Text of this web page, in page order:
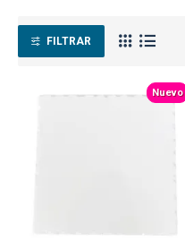
FILTRAR
Nuevo